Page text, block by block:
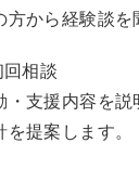
から経験談を
相談
・支援内容を
提案します。